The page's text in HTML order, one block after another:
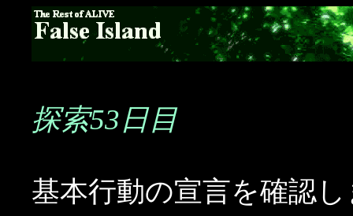
探索53日目
基本行動の宣言を確認